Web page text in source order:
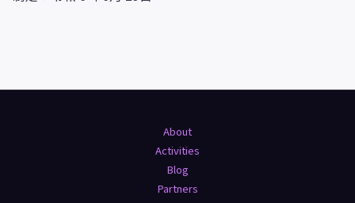
About
Activities
Blog
Partners